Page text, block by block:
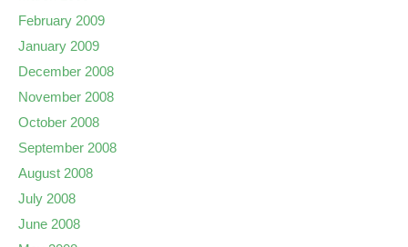
February 2009
January 2009
December 2008
November 2008
October 2008
September 2008
August 2008
July 2008
June 2008